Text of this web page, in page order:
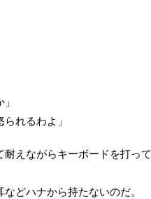
れるわよ」
えながらキーボードを打って
どハナから持たないのだ。